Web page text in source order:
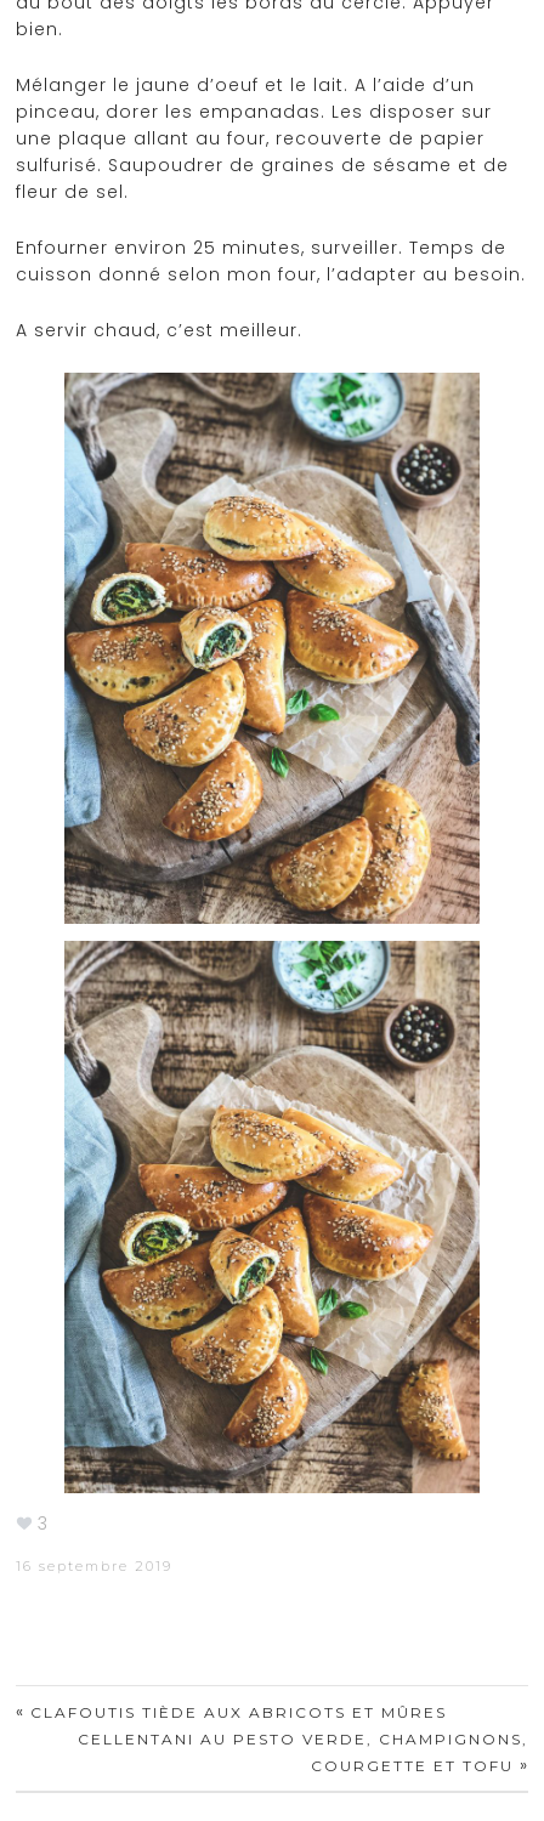
bien.
Mélanger le jaune d’oeuf et le lait. A l’aide d’un
pinceau, dorer les empanadas. Les disposer sur
une plaque allant au four, recouverte de papier
sulfurisé. Saupoudrer de graines de sésame et de
fleur de sel.
Enfourner environ 25 minutes, surveiller. Temps de
cuisson donné selon mon four, l’adapter au besoin.
A servir chaud, c’est meilleur.
3
16 septembre 2019
« CLAFOUTIS TIÈDE AUX ABRICOTS ET MÛRES
CELLENTANI AU PESTO VERDE, CHAMPIGNONS,
COURGETTE ET TOFU »